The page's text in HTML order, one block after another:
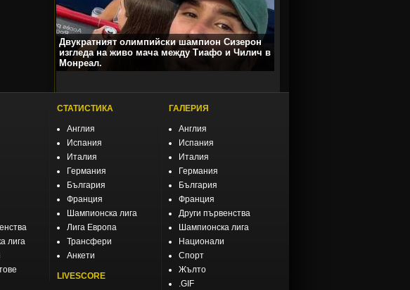
Двукратният олимпийски шампион Сизерон
изгледа на живо мача между Тиафо и Чилич в
Монреал.
лига
СТАТИСТИКА
Англия
Испания
Италия
Германия
България
Франция
Шампионска лига
Лига Европа
Трансфери
Анкети
LIVESCORE
ГАЛЕРИЯ
Англия
Испания
Италия
Германия
България
Франция
Други първенства
Шампионска лига
Национали
Спорт
Жълто
.GIF